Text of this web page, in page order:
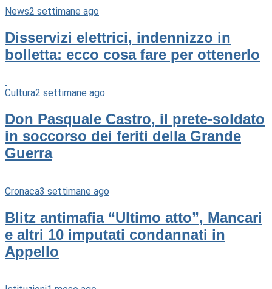
News2 settimane ago
Disservizi elettrici, indennizzo in
bolletta: ecco cosa fare per ottenerlo
Cultura2 settimane ago
Don Pasquale Castro, il prete-soldato
in soccorso dei feriti della Grande
Guerra
Cronaca3 settimane ago
Blitz antimafia “Ultimo atto”, Mancari
e altri 10 imputati condannati in
Appello